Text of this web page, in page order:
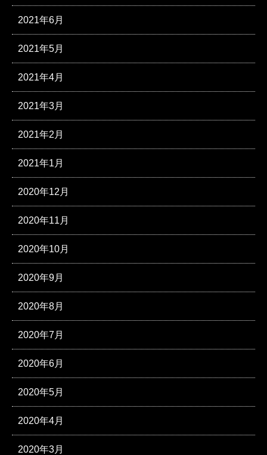
2021年6月
2021年5月
2021年4月
2021年3月
2021年2月
2021年1月
2020年12月
2020年11月
2020年10月
2020年9月
2020年8月
2020年7月
2020年6月
2020年5月
2020年4月
2020年3月